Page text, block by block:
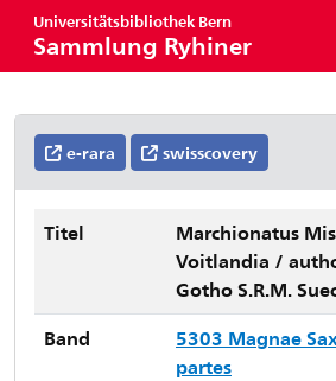
Universitätsbibliothek Bern
Sammlung Ryhiner
e-rara swisscovery
Titel
Marchionatus
Voitlandia /
Gotho S.R.M.
Band
5303 Magnae
partes